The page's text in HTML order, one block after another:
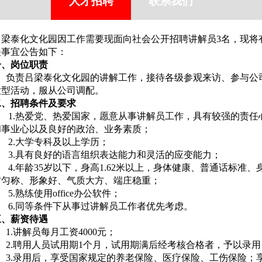
泰化文化园因工作需要现面向社会公开招聘讲解员3名，现将
宜公告如下：
岗位职责
吕梁泰化文化园的讲解工作，接待各级参观来访、参与公
活动，服从公司调配。
招聘条件及要求
爱党、热爱国家，愿意从事讲解员工作，具有较强的责任
业心以及良好的政治、业务素质；
学专科及以上学历；
有良好的语言组织表达能力和灵活的应变能力；
龄35岁以下，身高1.62米以上，身体健康、普通话标准、
称、形象好、气质大方、端庄稳重；
练使用office办公软件；
等条件下从事过讲解员工作者优先考虑。
薪资待遇
解员每月工资4000元；
用人员试用期1个月，试用期满后经考核合格者，予以录用
用后，享受国家规定的养老保险、医疗保险、工伤保险；